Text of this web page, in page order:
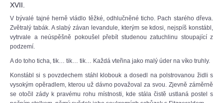
XVII.
V bývalé tajné herně vládlo těžké, odhlučněné ticho. Pach starého dřeva.
Zvětralý tabák. A slabý závan levandule, kterým se kdosi, nejspíš konstábl,
vytrvale a neúspěšně pokoušel přebít studenou zatuchlinu stoupající z
podzemí.
A do toho ticha, tik… tik… tik… Každá vteřina jako malý úder na víko truhly.
Konstábl si s povzdechem stáhl klobouk a dosedl na polstrovanou židli s
vysokým opěradlem, kterou už dávno považoval za svou. Zjevně záměrně
se otočil zády k pravému rohu místnosti, kde stála čistě ustlaná postel s